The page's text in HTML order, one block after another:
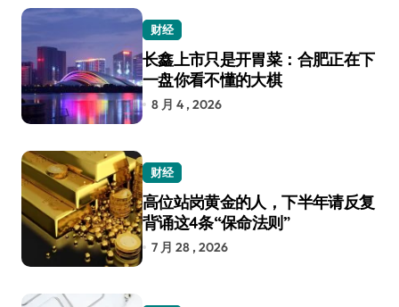
财经
长鑫上市只是开胃菜：合肥正在下
一盘你看不懂的大棋
8 月 4 , 2026
财经
高位站岗黄金的人，下半年请反复
背诵这4条“保命法则”
7 月 28 , 2026